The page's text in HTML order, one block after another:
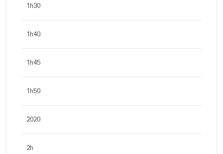
1h30
1h40
1h45
1h50
2020
2h